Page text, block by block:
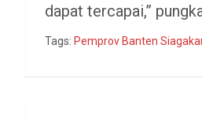
dapat tercapai,”
Tags: Pemprov Banten